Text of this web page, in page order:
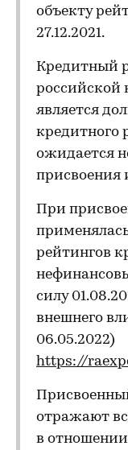
объекту
27.12.2021.
Кредитный
российской
является
кредитного
ожидается
присвоения
При
рейтингов
силу
внешнего
06.05.2022)
https://
отражают
в